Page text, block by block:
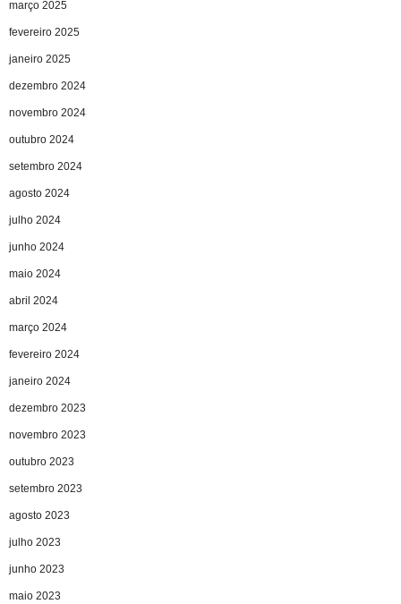
março 2025
fevereiro 2025
janeiro 2025
dezembro 2024
novembro 2024
outubro 2024
setembro 2024
agosto 2024
julho 2024
junho 2024
maio 2024
abril 2024
março 2024
fevereiro 2024
janeiro 2024
dezembro 2023
novembro 2023
outubro 2023
setembro 2023
agosto 2023
julho 2023
junho 2023
maio 2023